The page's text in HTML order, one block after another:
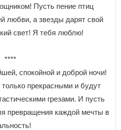
Пусть пение птиц
любви, а звезды дарят свой
свет! Я тебя люблю!
****
спокойной и доброй ночи!
прекрасными и будут
грезами. И пусть
превращения каждой мечты в